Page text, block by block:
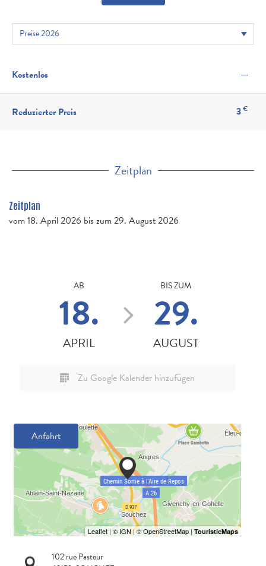
Kostenlos —
Reduzierter Preis 3€
Zeitplan
Zeitplan
vom18. April 2026 bis zum29. August 2026
AB
18.
APRIL
BIS ZUM
29.
AUGUST
Zu Google Kalender hinzufügen
Anfahrt
102 rue Pasteur